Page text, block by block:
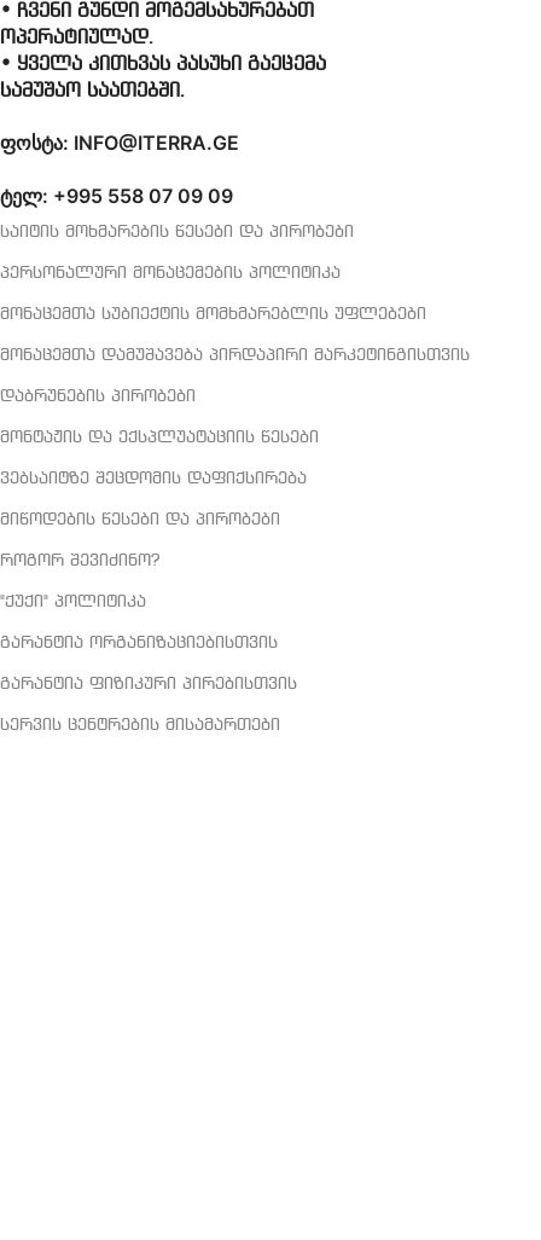
• ჩვენი გუნდი მოგემსახურებათ
ოპერატიულად.
• ყველა კითხვას პასუხი გაეცემა
სამუშაო საათებში.
ფოსტა: INFO@ITERRA.GE
ტელ: +995 558 07 09 09
საიტის მოხმარების წესები და პირობები
პერსონალური მონაცემების პოლიტიკა
მონაცემთა სუბიექტის მომხმარებლის უფლებები
მონაცემთა დამუშავება პირდაპირი მარკეტინგისთვის
დაბრუნების პირობები
მონტაჟის და ექსპლუატაციის წესები
ვებსაიტზე შეცდომის დაფიქსირება
მიწოდების წესები და პირობები
როგორ შევიძინო?
"ქუქი" პოლიტიკა
გარანტია ორგანიზაციებისთვის
გარანტია ფიზიკური პირებისთვის
სერვის ცენტრების მისამართები